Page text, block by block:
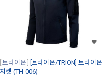
트라이온
[트라이온/TRION] 트라이온
자켓 (TH-006)